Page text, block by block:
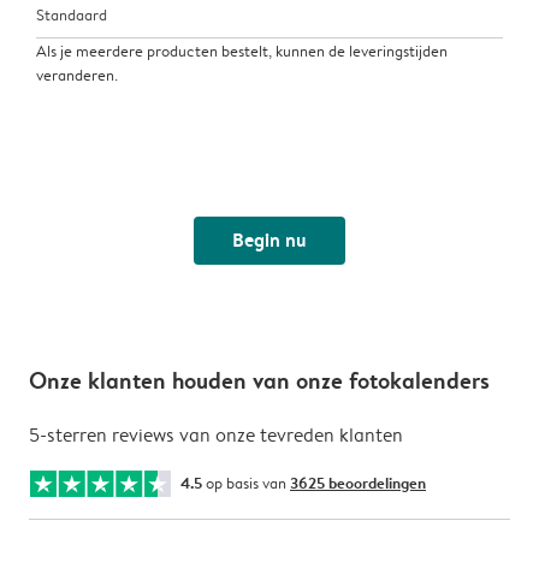
Standaard
Als je meerdere producten bestelt, kunnen de leveringstijden
veranderen.
Begin nu
Onze klanten houden van onze fotokalenders
5-sterren reviews van onze tevreden klanten
4.5op basis van 3625 beoordelingen